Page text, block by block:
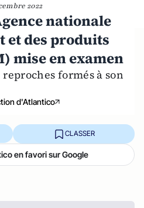
2022
nationale
et des produits
mise en examen
reproches formés à son
d'Atlantico
CLASSER
en favori sur Google